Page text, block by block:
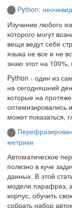
Python:
Изучение любого
которого могут
вещи ведут себя
языка не все и не
знаю этот на
Python - один из
на сегодняшний
которые на
оптимизировались
может показаться,
метрики
Автоматическое
полезно в куче
данных. В этой
модели парафраз,
корпус, обучить
собрать набор